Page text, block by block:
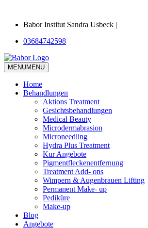
Babor Institut Sandra Usbeck |
03684742598
MENUMENU
Home
Behandlungen
Aktions Treatment
Gesichtsbehandlungen
Medical Beauty
Microdermabrasion
Microneedling
Hydra Plus Treatment
Kur Angebote
Pigmentfleckenentfernung
Treatment Add- ons
Wimpern & Augenbrauen Lifting
Permanent Make- up
Pediküre
Make-up
Blog
Angebote